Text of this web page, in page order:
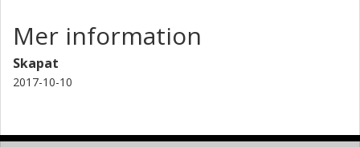
Mer information
Skapat
2017-10-10